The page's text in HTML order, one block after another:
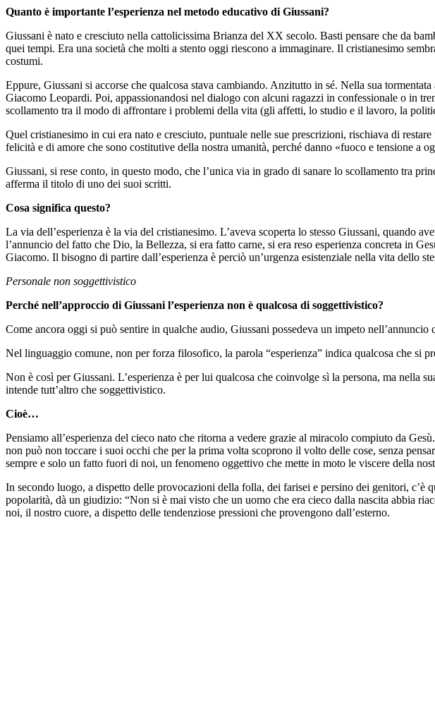
Quanto è importante l’esperienza nel metodo educativo di Giussani?
Giussani è nato e cresciuto nella cattolicissima Brianza del XX secolo. Basti pensare che da
quei tempi. Era una società che molti a stento oggi riescono a immaginare. Il cristianesimo
costumi.
Eppure, Giussani si accorse che qualcosa stava cambiando. Anzitutto in sé. Nella sua
Giacomo Leopardi. Poi, appassionandosi nel dialogo con alcuni ragazzi in confessionale o in
scollamento tra il modo di affrontare i problemi della vita (gli affetti, lo studio e il lavoro, la
Quel cristianesimo in cui era nato e cresciuto, puntuale nelle sue prescrizioni, rischiava di
felicità e di amore che sono costitutive della nostra umanità, perché danno «fuoco e tensione a
Giussani, si rese conto, in questo modo, che l’unica via in grado di sanare lo scollamento tra
afferma il titolo di uno dei suoi scritti.
Cosa significa questo?
La via dell’esperienza è la via del cristianesimo. L’aveva scoperta lo stesso Giussani, quando
l’annuncio del fatto che Dio, la Bellezza, si era fatto carne, si era reso esperienza concreta in
Giacomo. Il bisogno di partire dall’esperienza è perciò un’urgenza esistenziale nella vita dello
Personale non soggettivistico
Perché nell’approccio di Giussani l’esperienza non è qualcosa di soggettivistico?
Come ancora oggi si può sentire in qualche audio, Giussani possedeva un impeto
Nel linguaggio comune, non per forza filosofico, la parola “esperienza” indica qualcosa che
Non è così per Giussani. L’esperienza è per lui qualcosa che coinvolge sì la persona, ma nella
intende tutt’altro che soggettivistico.
Cioè…
Pensiamo all’esperienza del cieco nato che ritorna a vedere grazie al miracolo compiuto da
non può non toccare i suoi occhi che per la prima volta scoprono il volto delle cose, senza
sempre e solo un fatto fuori di noi, un fenomeno oggettivo che mette in moto le viscere della
In secondo luogo, a dispetto delle provocazioni della folla, dei farisei e persino dei genitori,
popolarità, dà un giudizio: “Non si è mai visto che un uomo che era cieco dalla nascita abbia
noi, il nostro cuore, a dispetto delle tendenziose pressioni che provengono dall’esterno.